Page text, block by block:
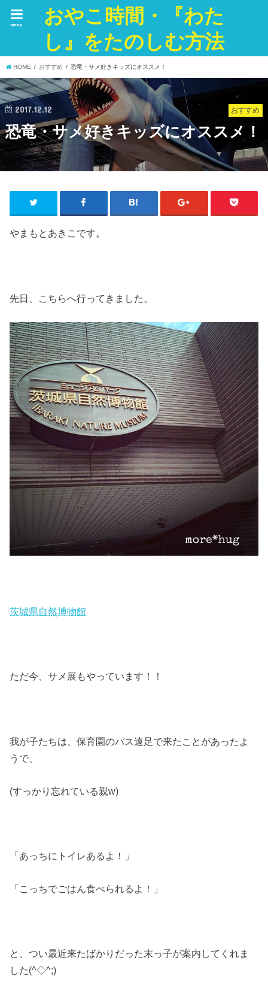
おやこ時間・『わた
し』をたのしむ方法
menu
HOME おすすめ 恐竜・サメ好きキッズにオススメ！
おすすめ
2017.12.12
恐竜・サメ好きキッズにオススメ！
やまもとあきこです。
先日、こちらへ行ってきました。
茨城県自然博物館
ただ今、サメ展もやっています！！
我が子たちは、保育園のバス遠足で来たことがあったよ
うで、
(すっかり忘れている親w)
「あっちにトイレあるよ！」
「こっちでごはん食べられるよ！」
と、つい最近来たばかりだった末っ子が案内してくれま
した(^◇^;)